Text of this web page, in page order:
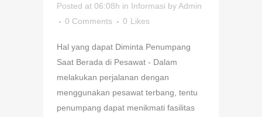
Posted at 06:08h in Informasi byAdmin
0 Comments
0 Likes
Hal yang dapat Diminta Penumpang
Saat Berada di Pesawat - Dalam
melakukan perjalanan dengan
menggunakan pesawat terbang, tentu
penumpang dapat menikmati fasilitas